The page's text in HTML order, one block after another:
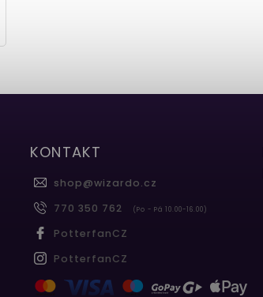
KONTAKT
shop@wizardo.cz
770 350 762
(Po - Pá 10.00-16.00)
PotterfanCZ
PotterfanCZ